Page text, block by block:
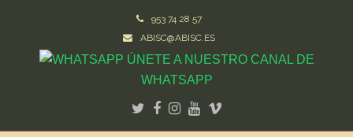
953 74 28 57
ABISC@ABISC.ES
ÚNETE A NUESTRO CANAL DE
WHATSAPP
Twitter
Facebook
Instagram
Youtube
Vimeo